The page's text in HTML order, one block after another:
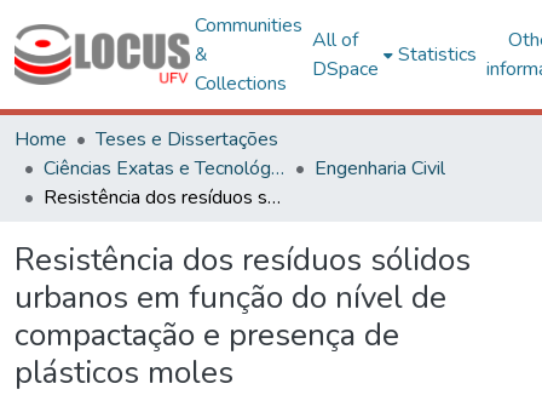
Communities
&
Collections
All of
DSpace
Statistics
Home
Teses e Dissertações
Ciências Exatas e Tecnológicas
Engenharia Civil
Resistência dos resíduos sólidos urbanos em função do nível de compactação e presença de plásticos moles
Resistência dos resíduos sólidos
urbanos em função do nível de
compactação e presença de
plásticos moles